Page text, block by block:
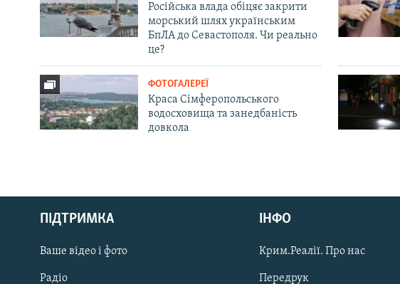
Русский
Qırımtatar
ДОЛУЧАЙСЯ!
Російська влада обіцяє закрити
морський шлях українським
БпЛА до Севастополя. Чи реально
це?
ФОТОГАЛЕРЕЇ
Краса Сімферопольського
водосховища та занедбаність
довкола
ПІДТРИМКА
Ваше відео і фото
Радіо
ІНФО
Крим.Реалії. Про нас
Передрук